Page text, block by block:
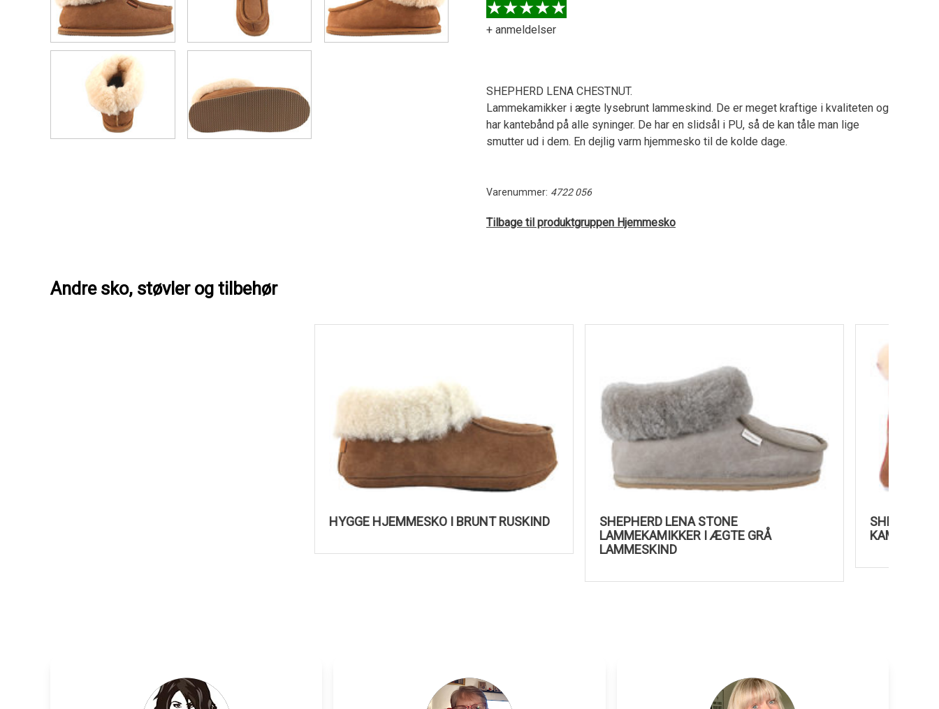
+ anmeldelser
SHEPHERD LENA CHESTNUT.
Lammekamikker i ægte lysebrunt lammeskind. De er meget kraftige i kvaliteten og
har kantebånd på alle syninger. De har en slidsål i PU, så de kan tåle man lige
smutter ud i dem. En dejlig varm hjemmesko til de kolde dage.
Varenummer: 4722 056
Tilbage til produktgruppen Hjemmesko
Andre sko, støvler og tilbehør
HYGGE HJEMMESKO I BRUNT RUSKIND
SHEPHERD LENA STONE
LAMMEKAMIKKER I ÆGTE GRÅ
LAMMESKIND